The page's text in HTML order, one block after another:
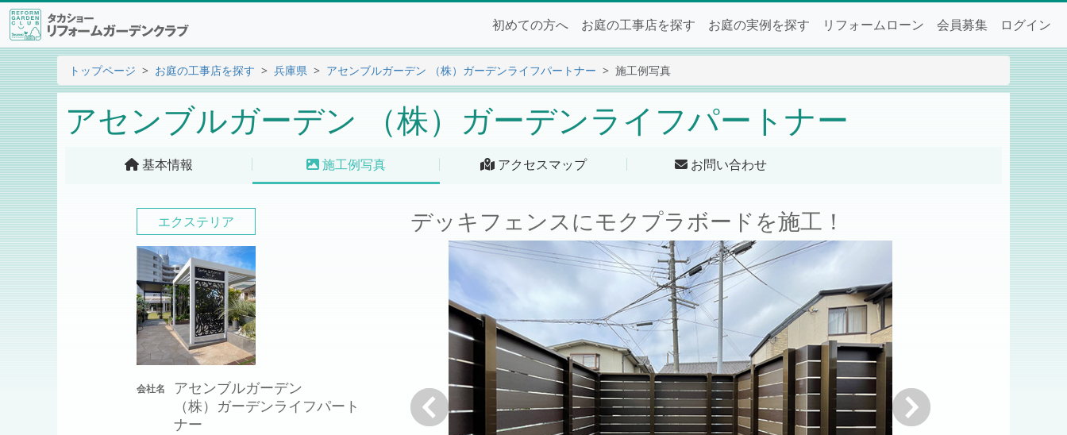
初めての方へ お庭の工事店を探す お庭の実例を探す リフォームローン 会員募集 ログイン
トップページ お庭の工事店を探す 兵庫県 アセンブルガーデン （株）ガーデンライフパートナー 施工例写真
アセンブルガーデン （株）ガーデンライフパートナー
基本情報 施工例写真 アクセスマップ お問い合わせ
エクステリア
会社名
アセンブルガーデン
（株）ガーデンライフパート
ナー
デッキフェンスにモクプラボードを施工！